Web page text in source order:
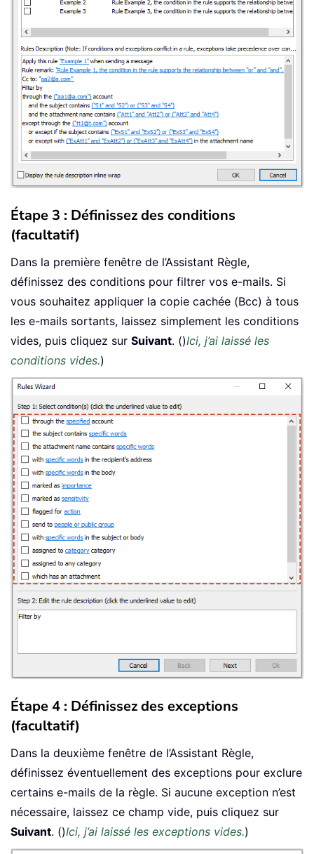
Étape 3 : Définissez des conditions
(facultatif)
Dans la première fenêtre de l’Assistant Règle,
définissez des conditions pour filtrer vos e-mails. Si
vous souhaitez appliquer la copie cachée (Bcc) à tous
les e-mails sortants, laissez simplement les conditions
vides, puis cliquez sur Suivant. ()Ici, j’ai laissé les
conditions vides.)
Étape 4 : Définissez des exceptions
(facultatif)
Dans la deuxième fenêtre de l’Assistant Règle,
définissez éventuellement des exceptions pour exclure
certains e-mails de la règle. Si aucune exception n’est
nécessaire, laissez ce champ vide, puis cliquez sur
Suivant. ()Ici, j’ai laissé les exceptions vides.)